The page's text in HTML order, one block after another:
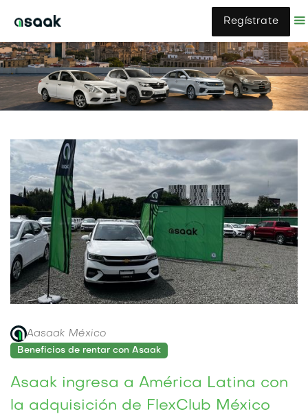
Regístrate
Aasaak México
Beneficios de rentar con Asaak
Asaak ingresa a América Latina con
la adquisición de FlexClub México